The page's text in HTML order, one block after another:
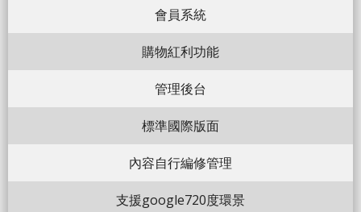
會員系統
購物紅利功能
管理後台
標準國際版面
內容自行編修管理
支援google720度環景